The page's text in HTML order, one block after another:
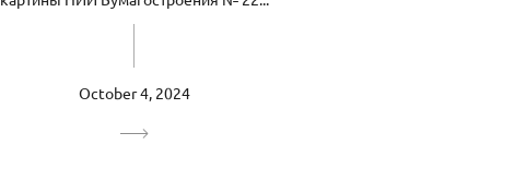
October 4, 2024